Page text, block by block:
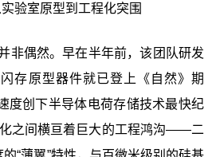
验室原型到工程化突围
非偶然。早在半年前，该团队研发
存原型器件就已登上《自然》期
度创下半导体电荷存储技术最快纪
之间横亘着巨大的工程鸿沟——二